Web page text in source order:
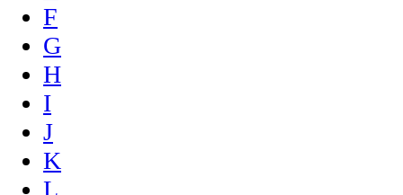
F
G
H
I
J
K
L